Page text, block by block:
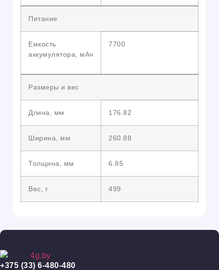
Питание
Емкость
аккумулятора, мАч
7700
Размеры и вес
Длина, мм 176.82
Ширина, мм 260.88
Толщина, мм 6.85
Вес, г 499
+375 (33) 6-480-480